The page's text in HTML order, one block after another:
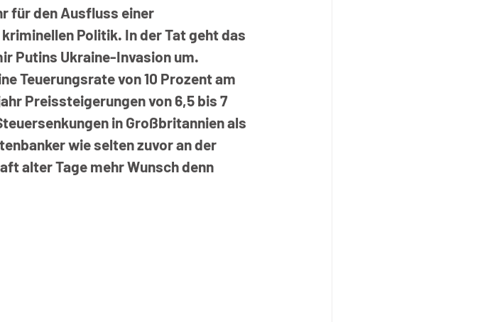
für den Ausfluss einer
Politik. In der Tat geht das
Putins Ukraine-Invasion um.
Teuerungsrate von 10 Prozent am
Preissteigerungen von 6,5 bis 7
in Großbritannien als
wie selten zuvor an der
alter Tage mehr Wunsch denn